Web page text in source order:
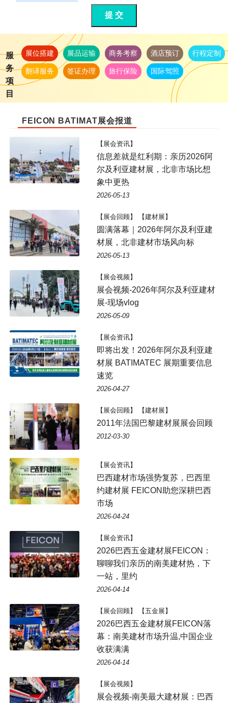
提 交
服
务
项
目
展位搭建 展品运输 商务考察 酒店预订 行程定制
翻译服务 签证办理 旅行保险 国际驾照
FEICON BATIMAT展会报道
【展会资讯】
信息差就是红利期：亲历2026阿
尔及利亚建材展，北非市场比想
象中更热
2026-05-13
【展会回顾】 【建材展】
圆满落幕｜2026年阿尔及利亚建
材展，北非建材市场风向标
2026-05-13
【展会视频】
展会视频-2026年阿尔及利亚建材
展-现场vlog
2026-05-09
【展会资讯】
即将出发！2026年阿尔及利亚建
材展 BATIMATEC 展期重要信息
速览
2026-04-27
【展会回顾】 【建材展】
2011年法国巴黎建材展展会回顾
2012-03-30
【展会资讯】
巴西建材市场强势复苏，巴西里
约建材展 FEICON助您深耕巴西
市场
2026-04-24
【展会资讯】
2026巴西五金建材展FEICON：
聊聊我们亲历的南美建材热，下
一站，里约
2026-04-14
【展会回顾】 【五金展】
2026巴西五金建材展FEICON落
幕：南美建材市场升温,中国企业
收获满满
2026-04-14
【展会视频】
展会视频-南美最大建材展：巴西